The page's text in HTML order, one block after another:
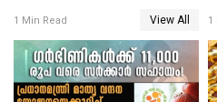
സ്വർണവിലയിൽ കുതിപ്പ്
1 Min Read View All 1